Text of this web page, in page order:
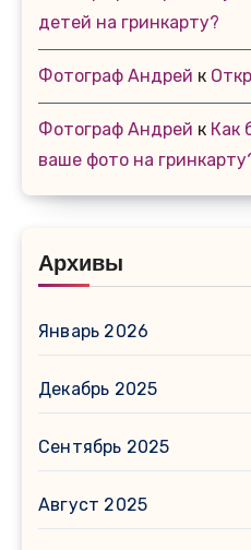
детей на гринкарту?
Фотограф Андрей к
Фотограф Андрей к Как
ваше фото на
Архивы
Январь 2026
Декабрь 2025
Сентябрь 2025
Август 2025